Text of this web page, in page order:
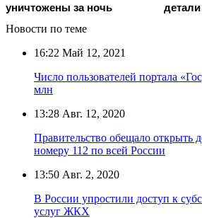
уничтожены за ночь
детали
Новости по теме
16:22 Май 12, 2021
Число пользователей портала
млн
13:28 Авг. 12, 2020
Правительство обещало открыть
номеру 112 по всей России
13:50 Авг. 2, 2020
В России упростили доступ к
услуг ЖКХ